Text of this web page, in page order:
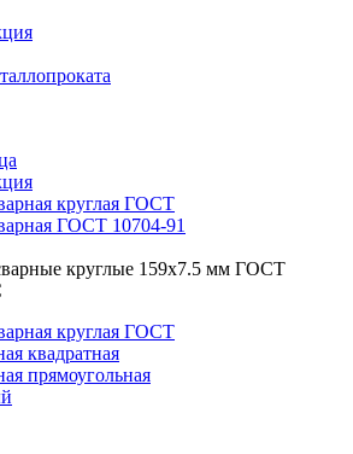
круглая ГОСТ
ГОСТ 10704-91
круглые 159x7.5 мм ГОСТ
круглая ГОСТ
квадратная
прямоугольная